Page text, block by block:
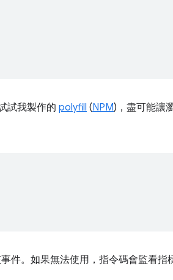
試我製作的 polyfill (NPM)，盡可能讓
件。如果無法使用，指令碼會監看指